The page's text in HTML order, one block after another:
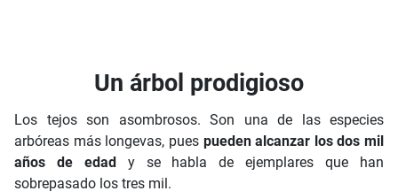
Un árbol prodigioso
Los tejos son asombrosos. Son una de las especies
arbóreas más longevas, pues pueden alcanzar los dos mil
años de edady se habla de ejemplares que han
sobrepasado los tres mil.